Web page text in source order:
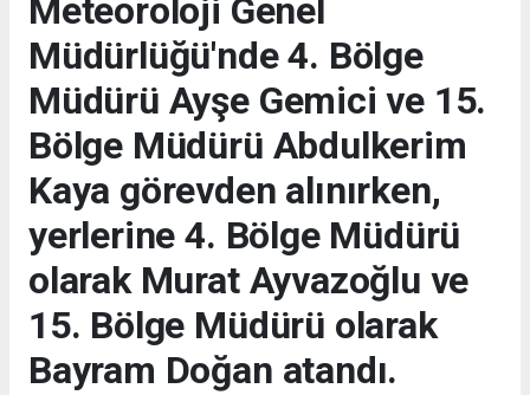
Meteoroloji Genel
Müdürlüğü'nde 4. Bölge
Müdürü Ayşe Gemici ve 15.
Bölge Müdürü Abdulkerim
Kaya görevden alınırken,
yerlerine 4. Bölge Müdürü
olarak Murat Ayvazoğlu ve
15. Bölge Müdürü olarak
Bayram Doğan atandı.